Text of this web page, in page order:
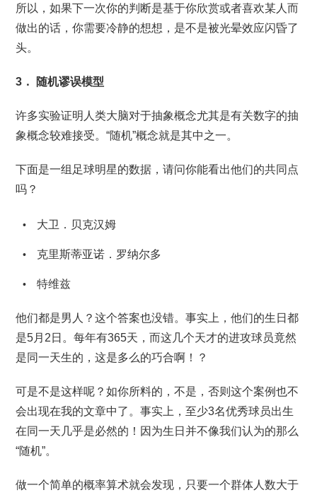
所以，如果下一次你的判断是基于你欣赏或者喜欢某人而
做出的话，你需要冷静的想想，是不是被光晕效应闪昏了
头。
3． 随机谬误模型
许多实验证明人类大脑对于抽象概念尤其是有关数字的抽
象概念较难接受。“随机”概念就是其中之一。
下面是一组足球明星的数据，请问你能看出他们的共同点
吗？
大卫．贝克汉姆
克里斯蒂亚诺．罗纳尔多
特维兹
他们都是男人？这个答案也没错。事实上，他们的生日都
是5月2日。每年有365天，而这几个天才的进攻球员竟然
是同一天生的，这是多么的巧合啊！？
可是不是这样呢？如你所料的，不是，否则这个案例也不
会出现在我的文章中了。事实上，至少3名优秀球员出生
在同一天几乎是必然的！因为生日并不像我们认为的那么
“随机”。
做一个简单的概率算术就会发现，只要一个群体人数大于